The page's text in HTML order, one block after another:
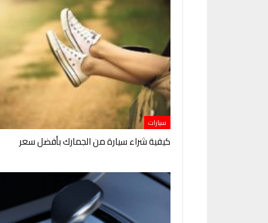
سيارات
كيفية شراء سيارة من الجمارك بأفضل سعر